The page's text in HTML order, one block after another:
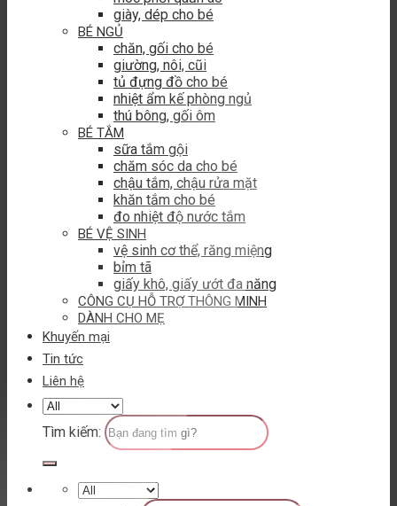
giày, dép cho bé
BÉ NGỦ
chăn, gối cho bé
giường, nôi, cũi
tủ đựng đồ cho bé
nhiệt ẩm kế phòng ngủ
thú bông, gối ôm
BÉ TẮM
sữa tắm gội
chăm sóc da cho bé
chậu tắm, chậu rửa mặt
khăn tắm cho bé
đo nhiệt độ nước tắm
BÉ VỆ SINH
vệ sinh cơ thể, răng miệng
bỉm tã
giấy khô, giấy ướt đa năng
CÔNG CỤ HỖ TRỢ THÔNG MINH
DÀNH CHO MẸ
Khuyến mại
Tin tức
Liên hệ
Tìm kiếm: